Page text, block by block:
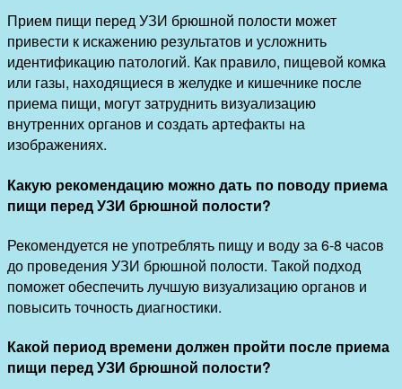
Прием пищи перед УЗИ брюшной полости может
привести к искажению результатов и усложнить
идентификацию патологий. Как правило, пищевой комка
или газы, находящиеся в желудке и кишечнике после
приема пищи, могут затруднить визуализацию
внутренних органов и создать артефакты на
изображениях.
Какую рекомендацию можно дать по поводу приема
пищи перед УЗИ брюшной полости?
Рекомендуется не употреблять пищу и воду за 6-8 часов
до проведения УЗИ брюшной полости. Такой подход
поможет обеспечить лучшую визуализацию органов и
повысить точность диагностики.
Какой период времени должен пройти после приема
пищи перед УЗИ брюшной полости?